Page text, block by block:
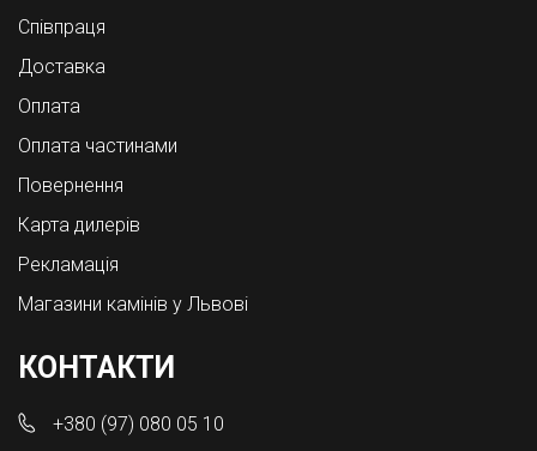
Співпраця
Доставка
Оплата
Оплата частинами
Повернення
Карта дилерів
Рекламація
Магазини камінів у Львові
КОНТАКТИ
+380 (97) 080 05 10